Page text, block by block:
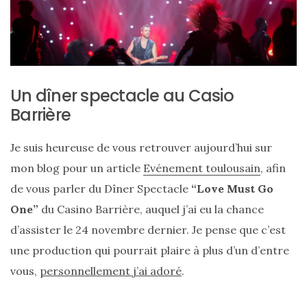
Sac
Floral
Tote
Bag
de Silkyhaus :
avis
sur
ce
sac
en
soie
Un dîner spectacle au Casio
Barrière
Je suis heureuse de vous retrouver aujourd’hui sur
mon blog pour un article Evénement toulousain, afin
de vous parler du Dîner Spectacle “Love Must Go
One” du Casino Barrière, auquel j’ai eu la chance
d’assister le 24 novembre dernier. Je pense que c’est
une production qui pourrait plaire à plus d’un d’entre
vous, personnellement j’ai adoré.